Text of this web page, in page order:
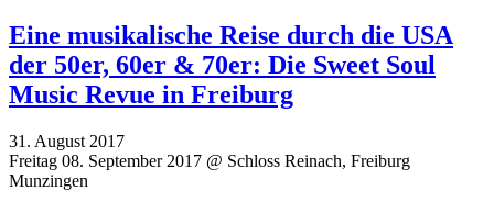
Eine musikalische Reise durch die USA
der 50er, 60er & 70er: Die Sweet Soul
Music Revue in Freiburg
31. August 2017
Freitag 08. September 2017 @ Schloss Reinach, Freiburg
Munzingen